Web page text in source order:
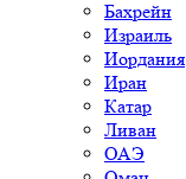
Бахрейн
Израиль
Иордания
Иран
Катар
Ливан
ОАЭ